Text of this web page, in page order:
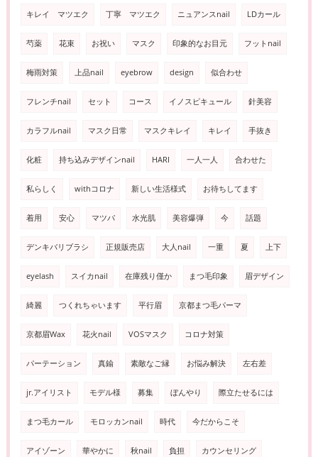
キレイ マツエク 丁寧 マツエク ニュアンスnail LDカール
芍薬 花束 お祝い マスク 印象的なお目元 フットnail
梅雨対策 上品nail eyebrow design 似合わせ
フレンチnail セット コース イノスピキュール 針美容
カラフルnail マスク日常 マスクキレイ キレイ 手抜き
化粧 持ち込みデザインnail HARI 一人一人 合わせた
私らしく withコロナ 新しい生活様式 お待ちしてます
着用 安心 マツパ 水光肌 美容爆弾 今 話題
デンキバリブラシ 正規販売店 大人nail 一重 夏 上下
eyelash スイカnail 在庫残り僅か まつ毛印象 眉デザイン
綺麗 つくれちゃいます 平行眉 京都まつ毛パーマ
京都眉Wax 花火nail VOSマスク コロナ対策
パーテーション 真鍮 素敵なご縁 お悩み解決 左右差
jr.アイリスト モデル様 募集 ぼんやり 際立たせるには
まつ毛カール モロッカンnail 時代 今だからこそ
アイゾーン 華やかに 秋nail 負担 カウンセリング